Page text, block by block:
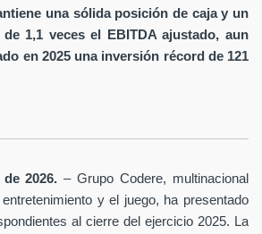
una sólida posición de caja y un
de 1,1 veces el EBITDA ajustado, aun
en 2025 una inversión récord de 121
2026. – Grupo Codere, multinacional
y el juego, ha presentado
al cierre del ejercicio 2025. La